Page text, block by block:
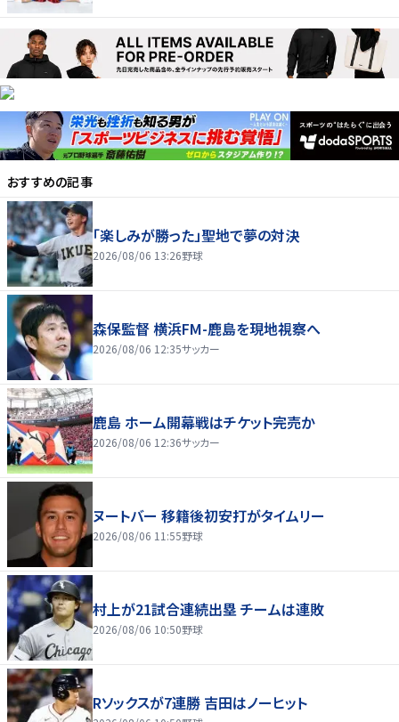
おすすめの記事
「楽しみが勝った」聖地で夢の対決
2026/08/06 13:26野球
森保監督 横浜FM-鹿島を現地視察へ
2026/08/06 12:35サッカー
鹿島 ホーム開幕戦はチケット完売か
2026/08/06 12:36サッカー
ヌートバー 移籍後初安打がタイムリー
2026/08/06 11:55野球
村上が21試合連続出塁 チームは連敗
2026/08/06 10:50野球
Rソックスが7連勝 吉田はノーヒット